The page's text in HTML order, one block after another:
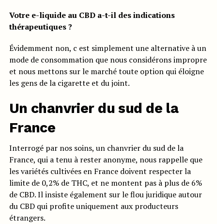
Votre e-liquide au CBD a-t-il des indications
thérapeutiques ?
Évidemment non, c est simplement une alternative à un
mode de consommation que nous considérons impropre
et nous mettons sur le marché toute option qui éloigne
les gens de la cigarette et du joint.
Un chanvrier du sud de la
France
Interrogé par nos soins, un chanvrier du sud de la
France, qui a tenu à rester anonyme, nous rappelle que
les variétés cultivées en France doivent respecter la
limite de 0,2% de THC, et ne montent pas à plus de 6%
de CBD. Il insiste également sur le flou juridique autour
du CBD qui profite uniquement aux producteurs
étrangers.